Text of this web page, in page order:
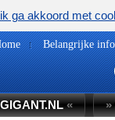
Belangrijke info
« »
ik ga akkoord met